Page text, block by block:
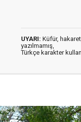
UYARI: Küfür,
yazılmamış,
Türkçe karakter